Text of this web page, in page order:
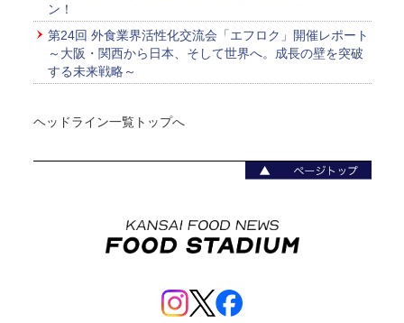
ン！
第24回 外食業界活性化交流会「エフロク」開催レポート
～大阪・関西から日本、そして世界へ。成長の壁を突破
する未来戦略～
ヘッドライン一覧トップへ